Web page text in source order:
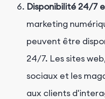
Disponibilité 24/7
marketing
peuvent être
24/7. Les sites
sociaux et les
aux clients